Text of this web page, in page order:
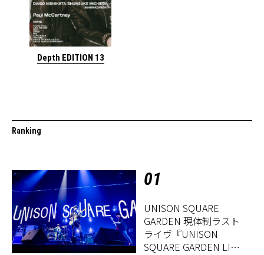
Depth EDITION 13
Ranking
01
UNISON SQUARE
GARDEN 現体制ラスト
ライヴ『UNISON
SQUARE GARDEN LIVE